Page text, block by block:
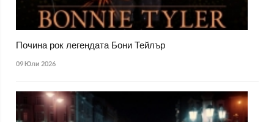
Почина рок легендата Бони Тейлър
09 Юли 2026